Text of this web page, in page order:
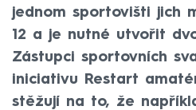
jednom sportovišti jich
12 a je nutné utvořit
Zástupci sportovních
iniciativu Restart
stěžují na to, že